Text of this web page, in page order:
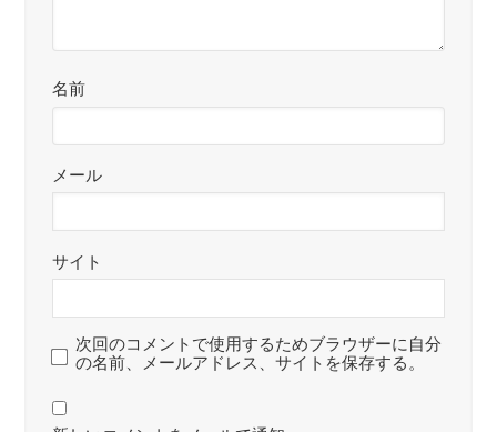
名前
メール
サイト
次回のコメントで使用するためブラウザーに自分
の名前、メールアドレス、サイトを保存する。